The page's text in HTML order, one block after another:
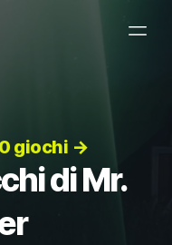
giochi →
di Mr.